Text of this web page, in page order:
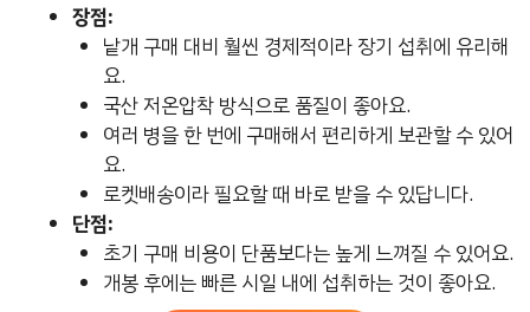
장점:
낱개 구매 대비 훨씬 경제적이라 장기 섭취에 유리해
요.
국산 저온압착 방식으로 품질이 좋아요.
여러 병을 한 번에 구매해서 편리하게 보관할 수 있어
요.
로켓배송이라 필요할 때 바로 받을 수 있답니다.
단점:
초기 구매 비용이 단품보다는 높게 느껴질 수 있어요.
개봉 후에는 빠른 시일 내에 섭취하는 것이 좋아요.